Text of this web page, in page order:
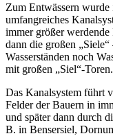
Zum Entwässern
umfangreiches
immer größer
dann die großen
Wasserständen noch
mit großen „Siel“-Toren.
Das Kanalsystem führt
Felder der Bauern in
und später dann durch
B. in Bensersiel,